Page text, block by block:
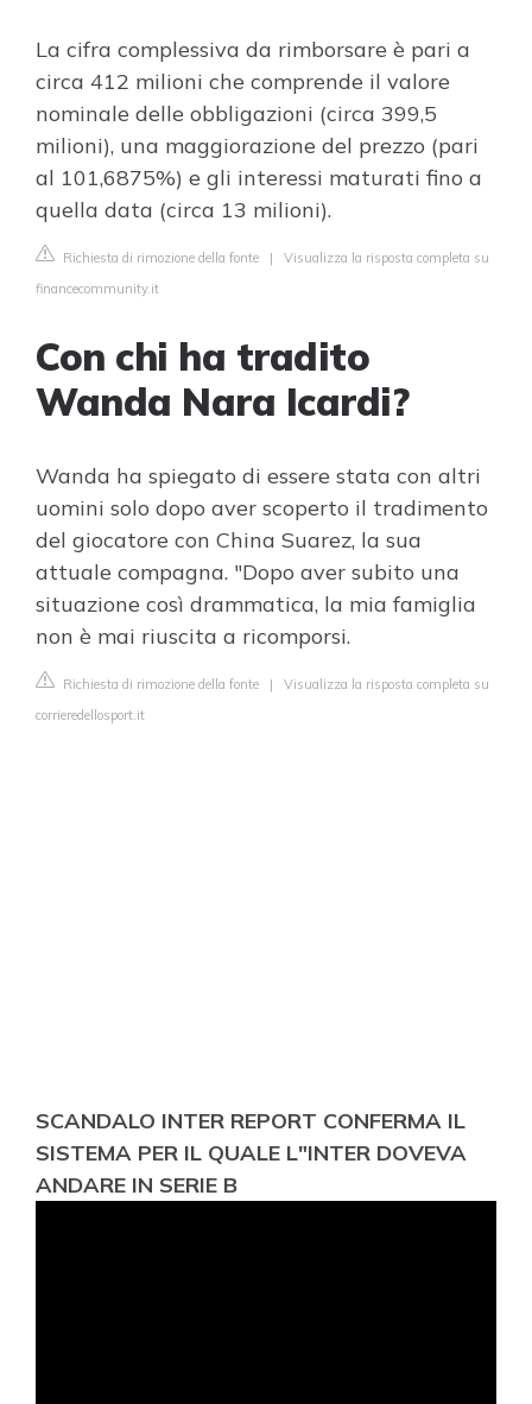
La cifra complessiva da rimborsare è pari a
circa 412 milioni che comprende il valore
nominale delle obbligazioni (circa 399,5
milioni), una maggiorazione del prezzo (pari
al 101,6875%) e gli interessi maturati fino a
quella data (circa 13 milioni).
Richiesta di rimozione della fonte | Visualizza la risposta completa su
financecommunity.it
Con chi ha tradito
Wanda Nara Icardi?
Wanda ha spiegato di essere stata con altri
uomini solo dopo aver scoperto il tradimento
del giocatore con China Suarez, la sua
attuale compagna. "Dopo aver subito una
situazione così drammatica, la mia famiglia
non è mai riuscita a ricomporsi.
Richiesta di rimozione della fonte | Visualizza la risposta completa su
corrieredellosport.it
SCANDALO INTER REPORT CONFERMA IL
SISTEMA PER IL QUALE L"INTER DOVEVA
ANDARE IN SERIE B